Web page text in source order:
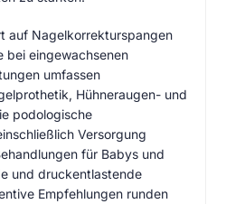
auf Nagelkorrekturspangen
bei eingewachsenen
umfassen
Hühneraugen- und
podologische
Versorgung
für Babys und
und druckentlastende
Empfehlungen runden